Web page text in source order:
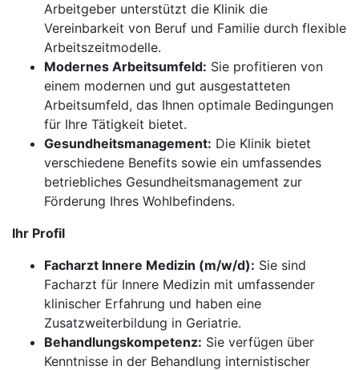
Arbeitgeber unterstützt die Klinik die
Vereinbarkeit von Beruf und Familie durch flexible
Arbeitszeitmodelle.
Modernes Arbeitsumfeld: Sie profitieren von
einem modernen und gut ausgestatteten
Arbeitsumfeld, das Ihnen optimale Bedingungen
für Ihre Tätigkeit bietet.
Gesundheitsmanagement: Die Klinik bietet
verschiedene Benefits sowie ein umfassendes
betriebliches Gesundheitsmanagement zur
Förderung Ihres Wohlbefindens.
Ihr Profil
Facharzt Innere Medizin (m/w/d): Sie sind
Facharzt für Innere Medizin mit umfassender
klinischer Erfahrung und haben eine
Zusatzweiterbildung in Geriatrie.
Behandlungskompetenz: Sie verfügen über
Kenntnisse in der Behandlung internistischer